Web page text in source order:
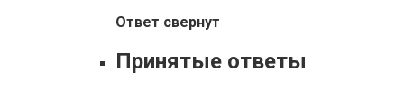
Ответ свернут
Принятые ответы